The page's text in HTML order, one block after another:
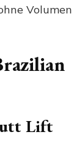
Volumen
Lift